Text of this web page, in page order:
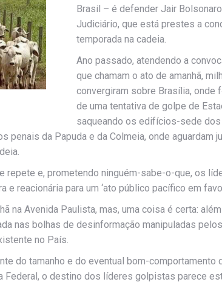
Brasil – é defender Jair
Judiciário, que está prestes a
temporada na cadeia.
Ano passado, atendendo a
que chamam o ato de amanhã,
convergiram sobre Brasília, onde
de uma tentativa de golpe de
saqueando os edifícios-sede
penais da Papuda e da Colmeia, onde aguardam
repete e, prometendo ninguém-sabe-o-que, os
reacionária para um ‘ato público pacífico em
na Avenida Paulista, mas, uma coisa é certa:
nas bolhas de desinformação manipuladas
no País.
do tamanho e do eventual bom-comportamento
Federal, o destino dos líderes golpistas parece